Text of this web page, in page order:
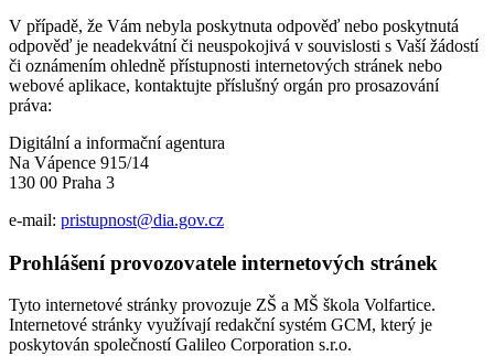
V případě, že Vám nebyla poskytnuta odpověď nebo poskytnutá
odpověď je neadekvátní či neuspokojivá v souvislosti s Vaší žádostí
či oznámením ohledně přístupnosti internetových stránek nebo
webové aplikace, kontaktujte příslušný orgán pro prosazování
práva:
Digitální a informační agentura
Na Vápence 915/14
130 00 Praha 3
e-mail: pristupnost@dia.gov.cz
Prohlášení provozovatele internetových stránek
Tyto internetové stránky provozuje ZŠ a MŠ škola Volfartice.
Internetové stránky využívají redakční systém GCM, který je
poskytován společností Galileo Corporation s.r.o.